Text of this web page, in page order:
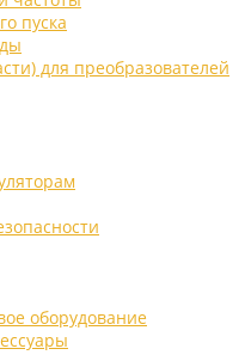
пуска
для преобразователей
оборудование